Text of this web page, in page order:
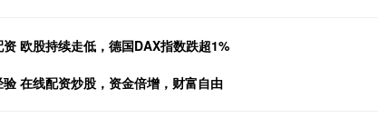
资 欧股持续走低，德国DAX指数跌超1%
在线配资炒股，资金倍增，财富自由